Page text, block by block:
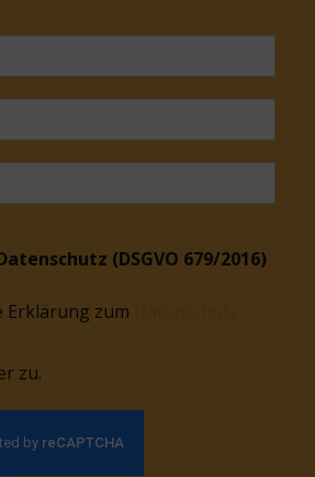
(DSGVO 679/2016)
Erklärung zum
zu.